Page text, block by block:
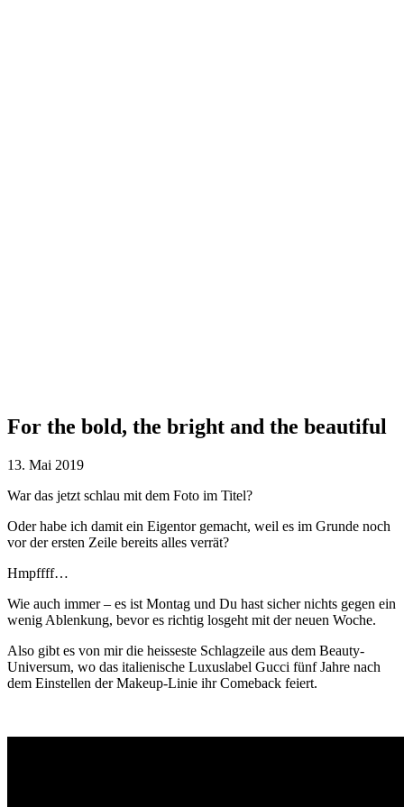
For the bold, the bright and the beautiful
13. Mai 2019
War das jetzt schlau mit dem Foto im Titel?
Oder habe ich damit ein Eigentor gemacht, weil es im Grunde noch
vor der ersten Zeile bereits alles verrät?
Hmpffff…
Wie auch immer – es ist Montag und Du hast sicher nichts gegen ein
wenig Ablenkung, bevor es richtig losgeht mit der neuen Woche.
Also gibt es von mir die heisseste Schlagzeile aus dem Beauty-
Universum, wo das italienische Luxuslabel Gucci fünf Jahre nach
dem Einstellen der Makeup-Linie ihr Comeback feiert.